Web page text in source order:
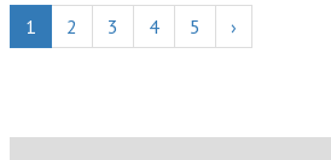
1 2 3 4 5 ›